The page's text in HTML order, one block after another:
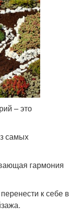
– это
самых
гармония
к себе в